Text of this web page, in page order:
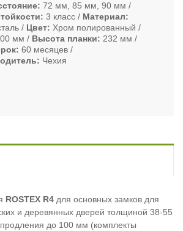
72 мм, 85 мм, 90 мм
3 класс
Материал
Цвет Хром полированный
мм Высота планки
232 мм
60 месяцев
Чехия
ROSTEX R4 для основных замков для
и деревянных дверей толщиной 38-55
до 100 мм (комплекты